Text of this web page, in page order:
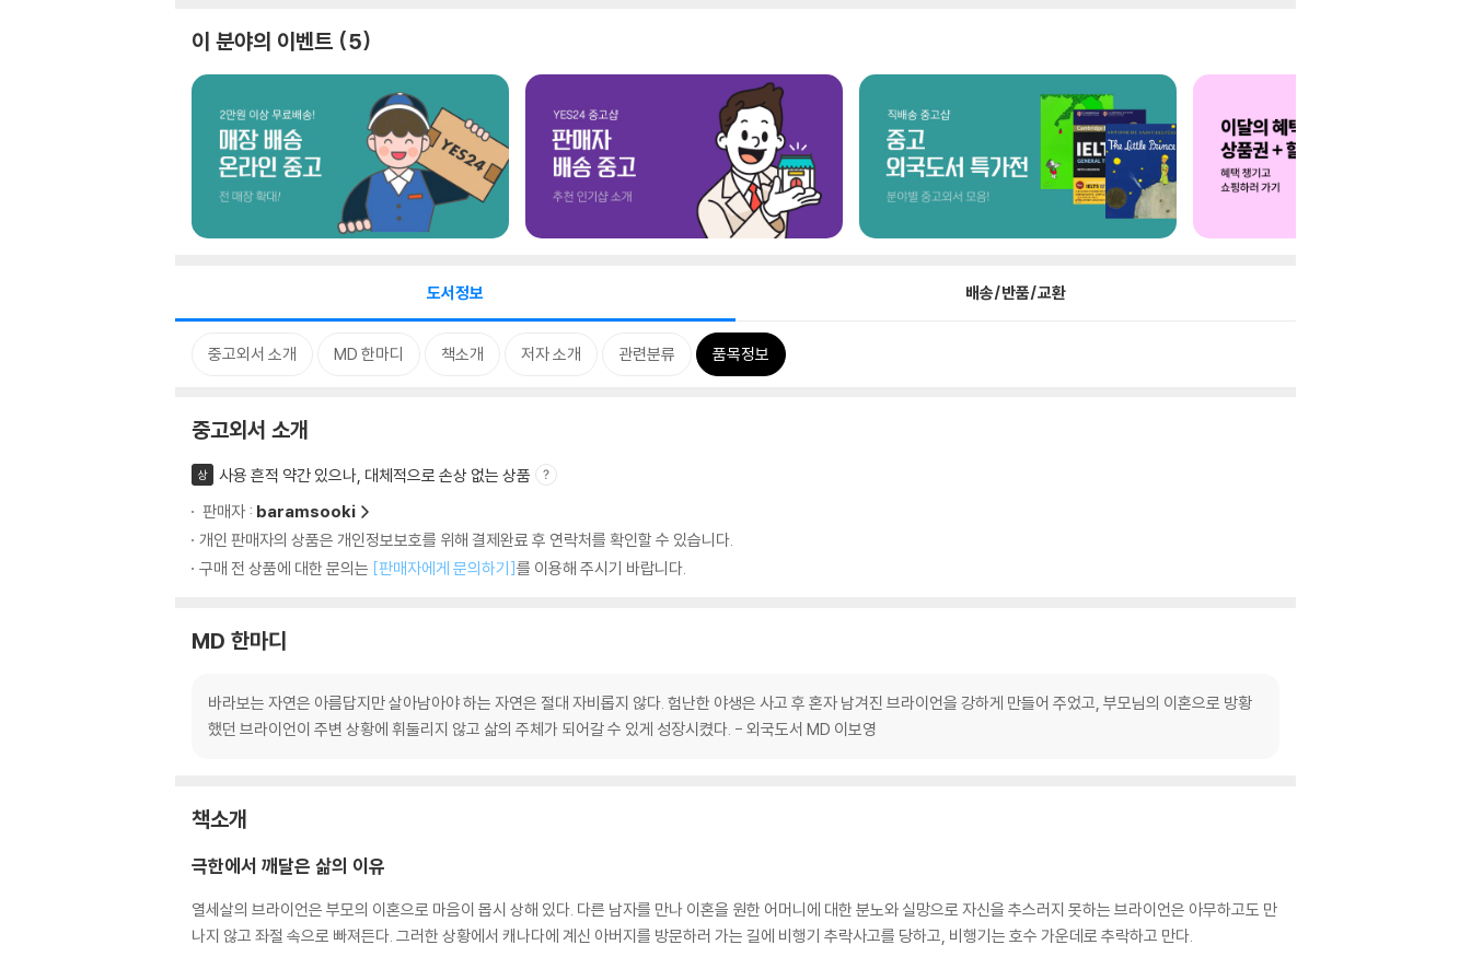
이 분야의 이벤트 5
도서정보 배송/반품/교환
중고외서 소개 MD 한마디 책소개 저자 소개 관련분류 품목정보
중고외서 소개
상
사용 흔적 약간 있으나, 대체적으로 손상 없는 상품
판매자 : baramsooki
개인 판매자의 상품은 개인정보보호를 위해 결제완료 후 연락처를 확인할 수 있습니다.
구매 전 상품에 대한 문의는 [판매자에게 문의하기]를 이용해 주시기 바랍니다.
MD 한마디
바라보는 자연은 아름답지만 살아남아야 하는 자연은 절대 자비롭지 않다. 험난한 야생은 사고 후 혼자 남겨진 브라이언을 강하게 만들어 주었고, 부모님의 이혼으로 방황
했던 브라이언이 주변 상황에 휘둘리지 않고 삶의 주체가 되어갈 수 있게 성장시켰다. - 외국도서 MD 이보영
책소개
극한에서 깨달은 삶의 이유
열세살의 브라이언은 부모의 이혼으로 마음이 몹시 상해 있다. 다른 남자를 만나 이혼을 원한 어머니에 대한 분노와 실망으로 자신을 추스러지 못하는 브라이언은 아무하고도 만
나지 않고 좌절 속으로 빠져든다. 그러한 상황에서 캐나다에 계신 아버지를 방문하러 가는 길에 비행기 추락사고를 당하고, 비행기는 호수 가운데로 추락하고 만다.